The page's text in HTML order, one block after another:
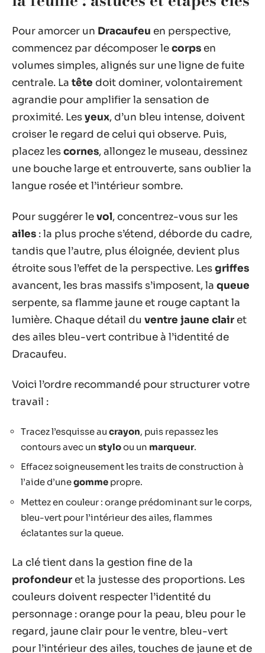
Pour amorcer un Dracaufeu en perspective,
commencez par décomposer lecorps en
volumes simples, alignés sur une ligne de fuite
centrale. La tête doit dominer, volontairement
agrandie pour amplifier la sensation de
proximité. Lesyeux, d’un bleu intense, doivent
croiser le regard de celui qui observe. Puis,
placez lescornes, allongez le museau, dessinez
une bouche large et entrouverte, sans oublier la
langue rosée et l’intérieur sombre.
Pour suggérer levol, concentrez-vous sur les
ailes : la plus proche s’étend, déborde du cadre,
tandis que l’autre, plus éloignée, devient plus
étroite sous l’effet de la perspective. Lesgriffes
avancent, les bras massifs s’imposent, la queue
serpente, sa flamme jaune et rouge captant la
lumière. Chaque détail du ventre jaune clair et
des ailes bleu-vert contribue à l’identité de
Dracaufeu.
Voici l’ordre recommandé pour structurer votre
travail :
Tracez l’esquisse au crayon, puis repassez les
contours avec un styloou un marqueur.
Effacez soigneusement les traits de construction à
l’aide d’unegomme propre.
Mettez en couleur : orange prédominant sur le corps,
bleu-vert pour l’intérieur des ailes, flammes
éclatantes sur la queue.
La clé tient dans la gestion fine de la
profondeur et la justesse des proportions. Les
couleurs doivent respecter l’identité du
personnage : orange pour la peau, bleu pour le
regard, jaune clair pour le ventre, bleu-vert
pour l’intérieur des ailes, touches de jaune et de